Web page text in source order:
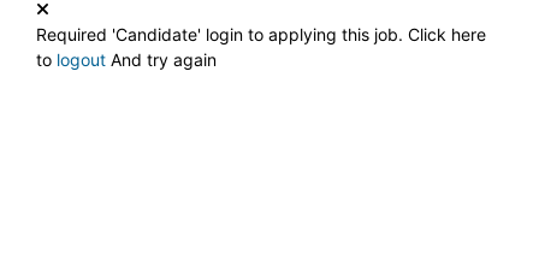
Required 'Candidate' login to applying this job. Click here
to logout And try again